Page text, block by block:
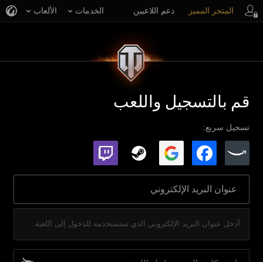
الألعاب الخدمات المتجر المميز دعم اللاعبين
قم بالتسجيل واللعب
تسجيل سريع:
أدخل عنوان البريد الإلكتروني الذي ستستخدمه للدخول إلى اللعبة.